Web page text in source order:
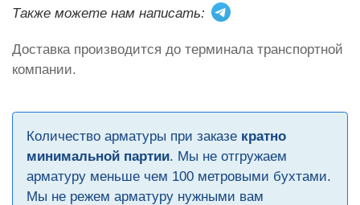
Также можете нам написать:
Доставка производится до терминала транспортной
компании.
Количество арматуры при заказе кратно
минимальной партии. Мы не отгружаем
арматуру меньше чем 100 метровыми бухтами.
Мы не режем арматуру нужными вам